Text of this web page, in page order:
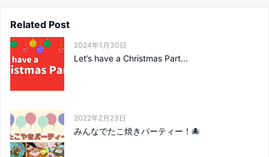
Related Post
2024年1月30日
Let’s have a Christmas Part...
2022年2月23日
みんなでたこ焼きパーティー！🐙